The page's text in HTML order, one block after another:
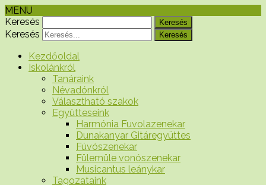
MENU
Keresés
Keresés
Kezdőoldal
Iskolánkról
Tanáraink
Névadónkról
Választható szakok
Együtteseink
Harmónia Fuvolazenekar
Dunakanyar Gitáregyüttes
Fúvószenekar
Fülemüle vonószenekar
Musicantus leánykar
Tagozataink